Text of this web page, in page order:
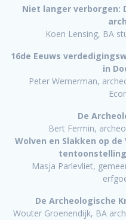
Niet langer verborgen:
Koen Lensing, BA
16de Eeuws
in
Peter Wemerman,
De
Bert Fermin,
Wolven en Slakken op
tentoonstelling
Masja Parlevliet,
De Archeologische
Wouter Groenendijk, BA